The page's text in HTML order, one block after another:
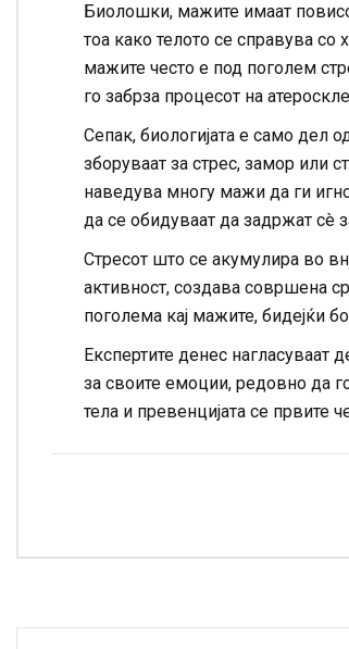
Биолошки, мажите имаат
тоа како телото се справува со
мажите често е под поголем
го забрза процесот на
Сепак, биологијата е само дел
зборуваат за стрес, замор или
наведува многу мажи да ги
да се обидуваат да задржат сè
Стресот што се акумулира во
активност, создава совршена
поголема кај мажите, бидејќи
Експертите денес нагласуваат
за своите емоции, редовно да
тела и превенцијата се првите